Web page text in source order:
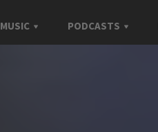
MUSIC PODCASTS